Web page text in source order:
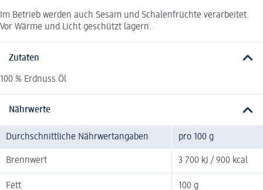
Im Betrieb werden auch Sesam und Schalenfrüchte verarbeitet.
Vor Wärme und Licht geschützt lagern.
Zutaten
100 % Erdnuss Öl
Nährwerte
Durchschnittliche Nährwertangaben pro 100 g
Brennwert 3 700 kJ / 900 kcal
Fett 100 g